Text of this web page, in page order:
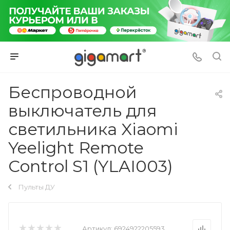
Беспроводной
выключатель для
светильника Xiaomi
Yeelight Remote
Сontrol S1 (YLAI003)
Пульты ДУ
Артикул: 6924922205593